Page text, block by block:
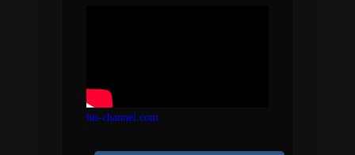
hit-channel.com